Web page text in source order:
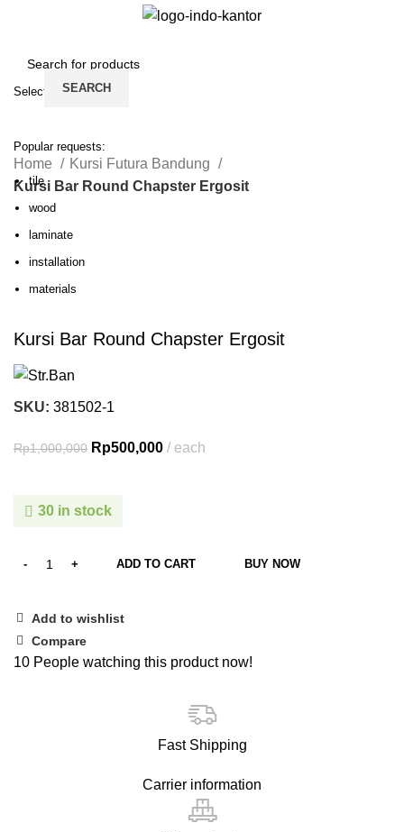
SEARCH
Home
Kursi Futura Bandung
Kursi Bar Round Chapster Ergosit
-50%
Click to enlarge
Kursi Bar Round Chapster Ergosit
SKU: 381502-1
Rp1,000,000 Rp500,000 each
30 in stock
ADD TO CART BUY NOW
Add to wishlist
Compare
10 People watching this product now!
Fast Shipping
Carrier information
Select category
Popular requests:
tile
wood
laminate
installation
materials